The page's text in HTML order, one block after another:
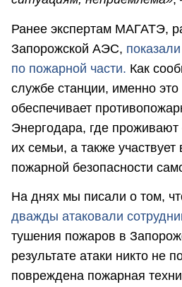
Ранее экспертам МАГАТЭ,
Запорожской АЭС,
по пожарной части. Как
службе станции, именно
обеспечивает
Энергодара, где
их семьи, а также участвует
пожарной безопасности
На днях мы писали о том,
дважды атаковали
тушения пожаров в
результате атаки никто не
повреждена пожарная